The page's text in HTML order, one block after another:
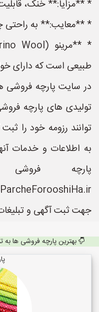
* **مزایا:** خنک،
* **معایب:** به
طبیعی است که دارای
در سایت پارچه فروشی
تولیدی های پارچه
توانند رزومه خود را
به اطلاعات و خدمات
پارچه
جهت ثبت آگهی و
بهترین پارچه فروشی ها